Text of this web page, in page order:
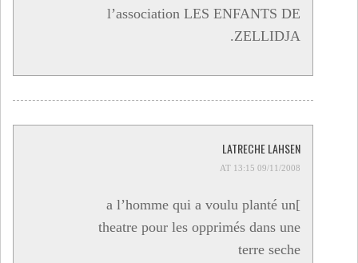
l’association LES ENFANTS DE
ZELLIDJA.
LATRECHE LAHSEN
09/11/2008 AT 13:15
]a l’homme qui a voulu planté un
theatre pour les opprimés dans une
terre seche